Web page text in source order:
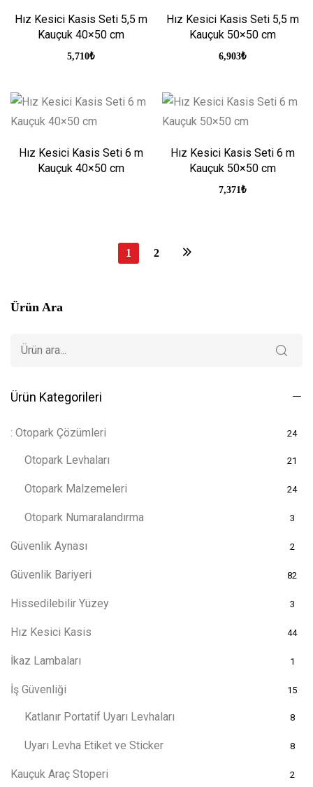
Hız Kesici Kasis Seti 5,5 m
Kauçuk 40×50 cm
5,710₺
Hız Kesici Kasis Seti 5,5 m
Kauçuk 50×50 cm
6,903₺
Hız Kesici Kasis Seti 6 m
Kauçuk 40×50 cm
Hız Kesici Kasis Seti 6 m
Kauçuk 50×50 cm
7,371₺
1 2
Ürün Ara
Ürün Kategorileri
: Otopark Çözümleri 24
Otopark Levhaları 21
Otopark Malzemeleri 24
Otopark Numaralandırma 3
Güvenlik Aynası 2
Güvenlik Bariyeri 82
Hissedilebilir Yüzey 3
Hız Kesici Kasis 44
İkaz Lambaları 1
İş Güvenliği 15
Katlanır Portatif Uyarı Levhaları 8
Uyarı Levha Etiket ve Sticker 8
Kauçuk Araç Stoperi 2